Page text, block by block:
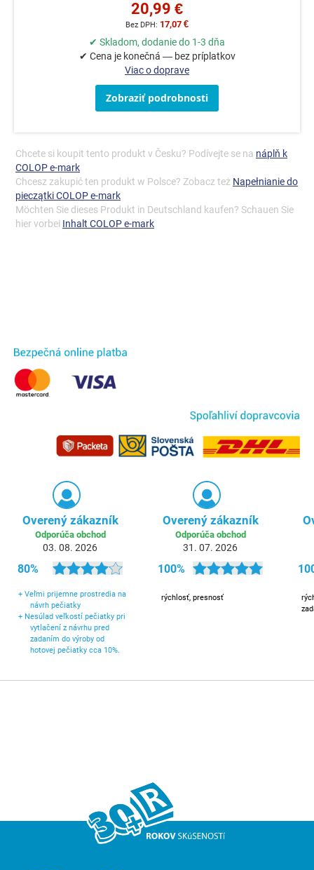
20,99 €
17,07 €
✔ Skladom, dodanie do 1-3 dňa
✔ Cena je konečná — bez príplatkov
Viac o doprave
Zobraziť podrobnosti
Chcete si koupit tento produkt v Česku? Podívejte se na náplň k
COLOP e-mark
Chcesz zakupić ten produkt w Polsce? Zobacz też Napełnianie do
pieczątki COLOP e-mark
Möchten Sie dieses Produkt in Deutschland kaufen? Schauen Sie
hier vorbei Inhalt COLOP e-mark
Overený zákazník
Odporúča obchod
03. 08. 2026
80%
+ Veľmi prijemne prostredia na
návrh pečiatky
+ Nesúlad veľkostí pečiatky pri
vytlačení z návrhu pred
zadaním do výroby od
hotovej pečiatky cca 10%.
Overený zákazník
Odporúča obchod
31. 07. 2026
100%
rýchlosť, presnosť